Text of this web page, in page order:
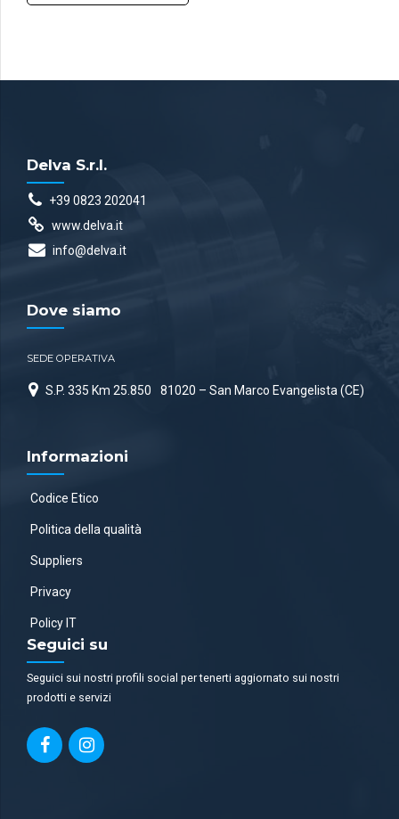
Delva S.r.l.
+39 0823 202041
www.delva.it
info@delva.it
Dove siamo
SEDE OPERATIVA
S.P. 335 Km 25.850 81020 – San Marco Evangelista (CE)
Informazioni
Codice Etico
Politica della qualità
Suppliers
Privacy
Policy IT
Seguici su
Seguici sui nostri profili social per tenerti aggiornato sui nostri
prodotti e servizi